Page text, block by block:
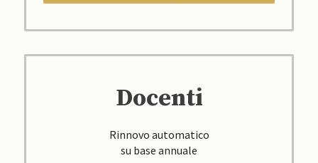
Docenti
Rinnovo automatico
su base annuale